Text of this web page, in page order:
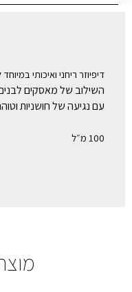
דיפיוזר ריחני ואיכותי
השילוב של מאסקים
עם נגיעה של חושניות
100 מ״ל